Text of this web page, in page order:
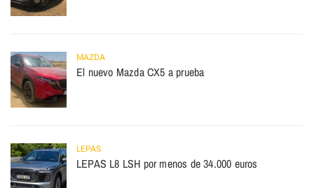
MAZDA
El nuevo Mazda CX5 a prueba
LEPAS
LEPAS L8 LSH por menos de 34.000 euros